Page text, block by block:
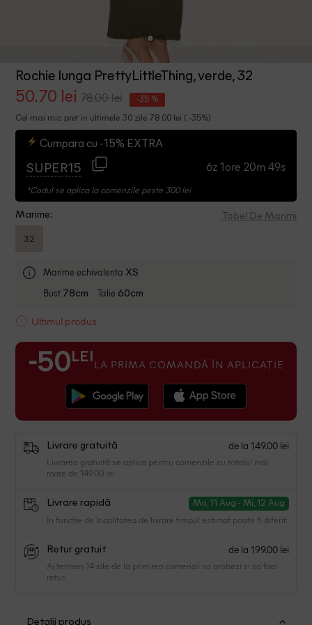
Rochie lunga PrettyLittleThing, verde, 32
50.70 lei 78.00 lei -35 %
Cel mai mic pret in ultimele 30 zile 78.00 lei ( -35%)
Cumpara cu -15% EXTRA
SUPER15 6z 1ore 20m 49s
*Codul se aplica la comenzile peste 300 lei
Marime: Tabel De Marimi
32
Marime echivalenta XS
Bust 78cm Talie 60cm
Ultimul produs
-50 LEI LA PRIMA COMANDĂ ÎN APLICAȚIE
Livrare gratuită de la 149.00 lei
Livrarea gratuită se aplica pentru comenzile cu totalul mai
mare de 149.00 lei
Livrare rapidă Ma, 11 Aug - Mi, 12 Aug
In functie de localitatea de livrare timpul estimat poate fi diferit.
Retur gratuit de la 199.00 lei
Ai termen 14 zile de la primirea comenzii sa probezi si sa faci
retur.
Detalii produs